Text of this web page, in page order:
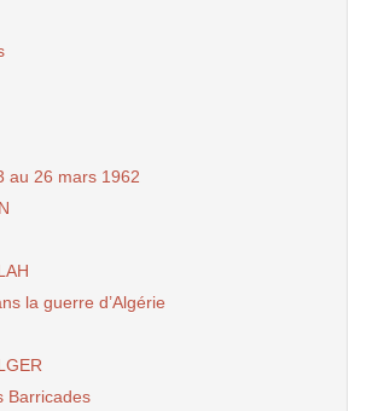
au 26 mars 1962
la guerre d’Algérie
Barricades